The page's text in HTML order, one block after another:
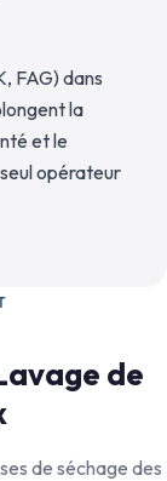
FAG) dans
la
et le
opérateur
de
de séchage des